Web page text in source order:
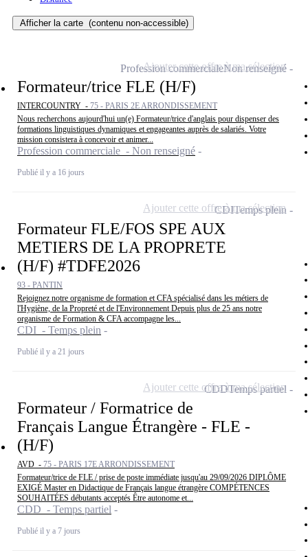
Afficher la carte (contenu non-accessible)
Formateur/trice FLE (H/F)
INTERCOUNTRY - 75 - PARIS 2E ARRONDISSEMENT
Nous recherchons aujourd'hui un(e) Formateur/trice d'anglais pour dispenser des
formations linguistiques dynamiques et engageantes auprès de salariés. Votre
mission consistera à concevoir et animer...
Profession commerciale - Non renseigné
Publié il y a 16 jours
Profession commercialeNon renseigné
Ajouter cette offre à ma sélection
Formateur FLE/FOS SPE AUX
METIERS DE LA PROPRETE
(H/F) #TDFE2026
93 - PANTIN
Rejoignez notre organisme de formation et CFA spécialisé dans les métiers de
l'Hygiène, de la Propreté et de l'Environnement Depuis plus de 25 ans notre
organisme de Formation & CFA accompagne les...
CDI - Temps plein
Publié il y a 21 jours
CDITemps plein
Ajouter cette offre à ma sélection
Formateur / Formatrice de
Français Langue Étrangère - FLE -
(H/F)
AVD - 75 - PARIS 17E ARRONDISSEMENT
Formateur/trice de FLE / prise de poste immédiate jusqu'au 29/09/2026 DIPLÔME
EXIGÉ Master en Didactique de Français langue étrangère COMPÉTENCES
SOUHAITÉES débutants acceptés Être autonome et...
CDD - Temps partiel
Publié il y a 7 jours
CDDTemps partiel
Ajouter cette offre à ma sélection